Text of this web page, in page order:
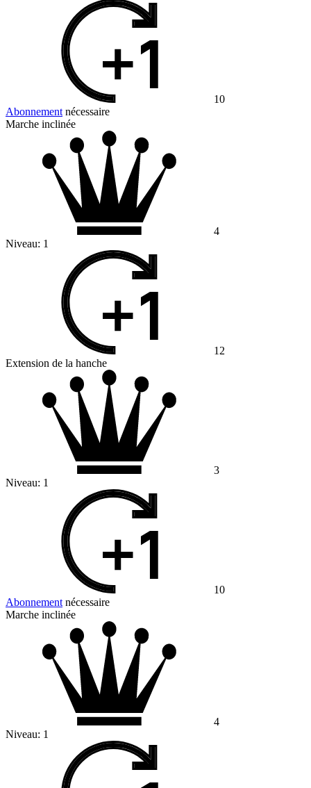
10
Abonnement nécessaire
Marche inclinée
4
Niveau: 1
12
Extension de la hanche
3
Niveau: 1
10
Abonnement nécessaire
Marche inclinée
4
Niveau: 1